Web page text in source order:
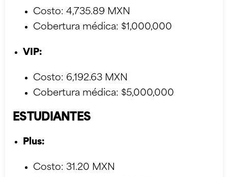
Costo: 4,735.89 MXN
Cobertura médica: $1,000,000
VIP:
Costo: 6,192.63 MXN
Cobertura médica: $5,000,000
ESTUDIANTES
Plus:
Costo: 31.20 MXN